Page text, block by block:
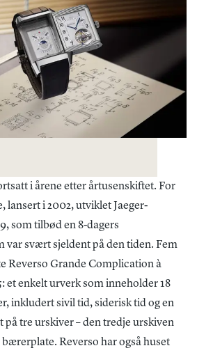
i årene etter årtusenskiftet. For
lansert i 2002, utviklet Jaeger-
som tilbød en 8-dagers
var svært sjeldent på den tiden. Fem
Reverso Grande Complication à
et enkelt urverk som inneholder 18
inkludert sivil tid, siderisk tid og en
på tre urskiver – den tredje urskiven
Reverso har også huset